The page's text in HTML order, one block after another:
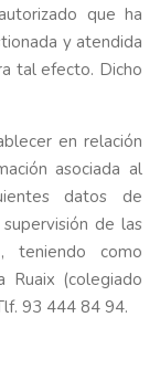
que ha
y atendida
tal efecto. Dicho
en relación
asociada al
datos de
de las
teniendo como
Ruaix (colegiado
93 444 84 94.